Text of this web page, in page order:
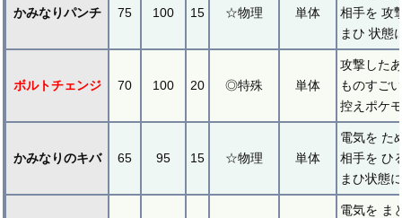
かみなりパンチ 75 100 15 ☆物理 単体
相手を 攻
まひ 状態
ボルトチェンジ 70 100 20 ◎特殊 単体
攻撃した
ものすご
控えポケ
かみなりのキバ 65 95 15 ☆物理 単体
電気を た
相手を ひ
まひ状態
電気を ま